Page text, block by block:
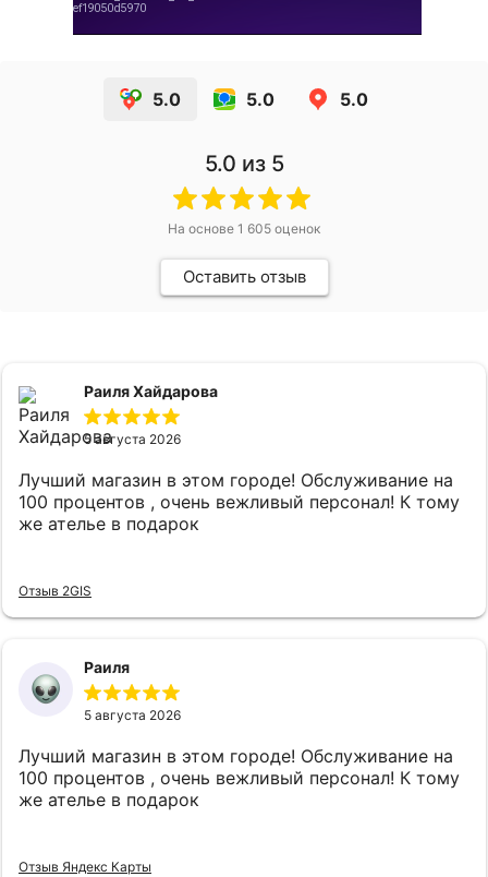
5.0 5.0 5.0
5.0 из 5
На основе 1 605 оценок
Оставить отзыв
Раиля Хайдарова
5 августа 2026
Лучший магазин в этом городе! Обслуживание на
100 процентов , очень вежливый персонал! К тому
же ателье в подарок
Отзыв 2GIS
Раиля
5 августа 2026
Лучший магазин в этом городе! Обслуживание на
100 процентов , очень вежливый персонал! К тому
же ателье в подарок
Отзыв Яндекс Карты